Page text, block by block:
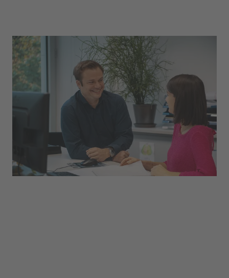
Finanz & Rechnungswesen
Unsere Profis in Sachen Zahlen sitzen in der
Abteilung Finanz und Rechnungswesen. Egal ob
im Steuerwesen, der Finanzbuchhaltung oder im
Bereich Versicherungen - neue Talente sind bei
uns immer herzlich willkommen.